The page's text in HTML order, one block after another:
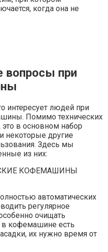
когда она не
вопросы при
интересует людей при
Помимо технических
это в основном набор
некоторые другие
Здесь мы
из них:
КОФЕМАШИНЫ
автоматических
регулярное
очищать
в кофемашине есть
их нужно время от